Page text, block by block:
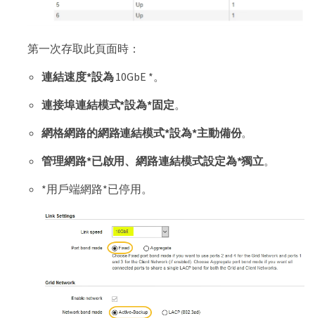
第一次存取此頁面時：
連結速度*設為10GbE *。
連接埠連結模式*設為*固定。
網格網路的網路連結模式*設為*主動備份。
管理網路*已啟用、網路連結模式設定為*獨立。
*用戶端網路*已停用。